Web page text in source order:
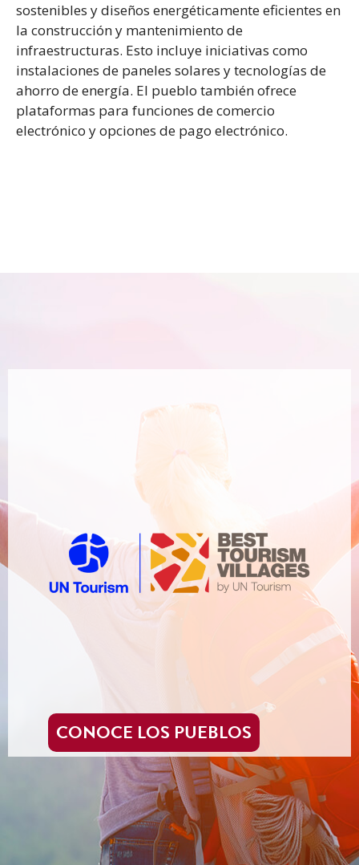
sostenibles y diseños energéticamente eficientes en
la construcción y mantenimiento de
infraestructuras. Esto incluye iniciativas como
instalaciones de paneles solares y tecnologías de
ahorro de energía. El pueblo también ofrece
plataformas para funciones de comercio
electrónico y opciones de pago electrónico.
CONOCE LOS PUEBLOS